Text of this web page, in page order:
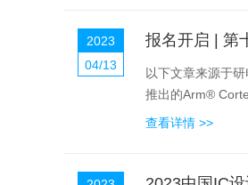
2023
04/13
报名开启 | 第
以下文章来源于
推出
查看详情 >>